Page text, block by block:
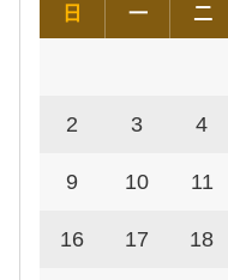
日 一 二
2 3 4
9 10 11
16 17 18